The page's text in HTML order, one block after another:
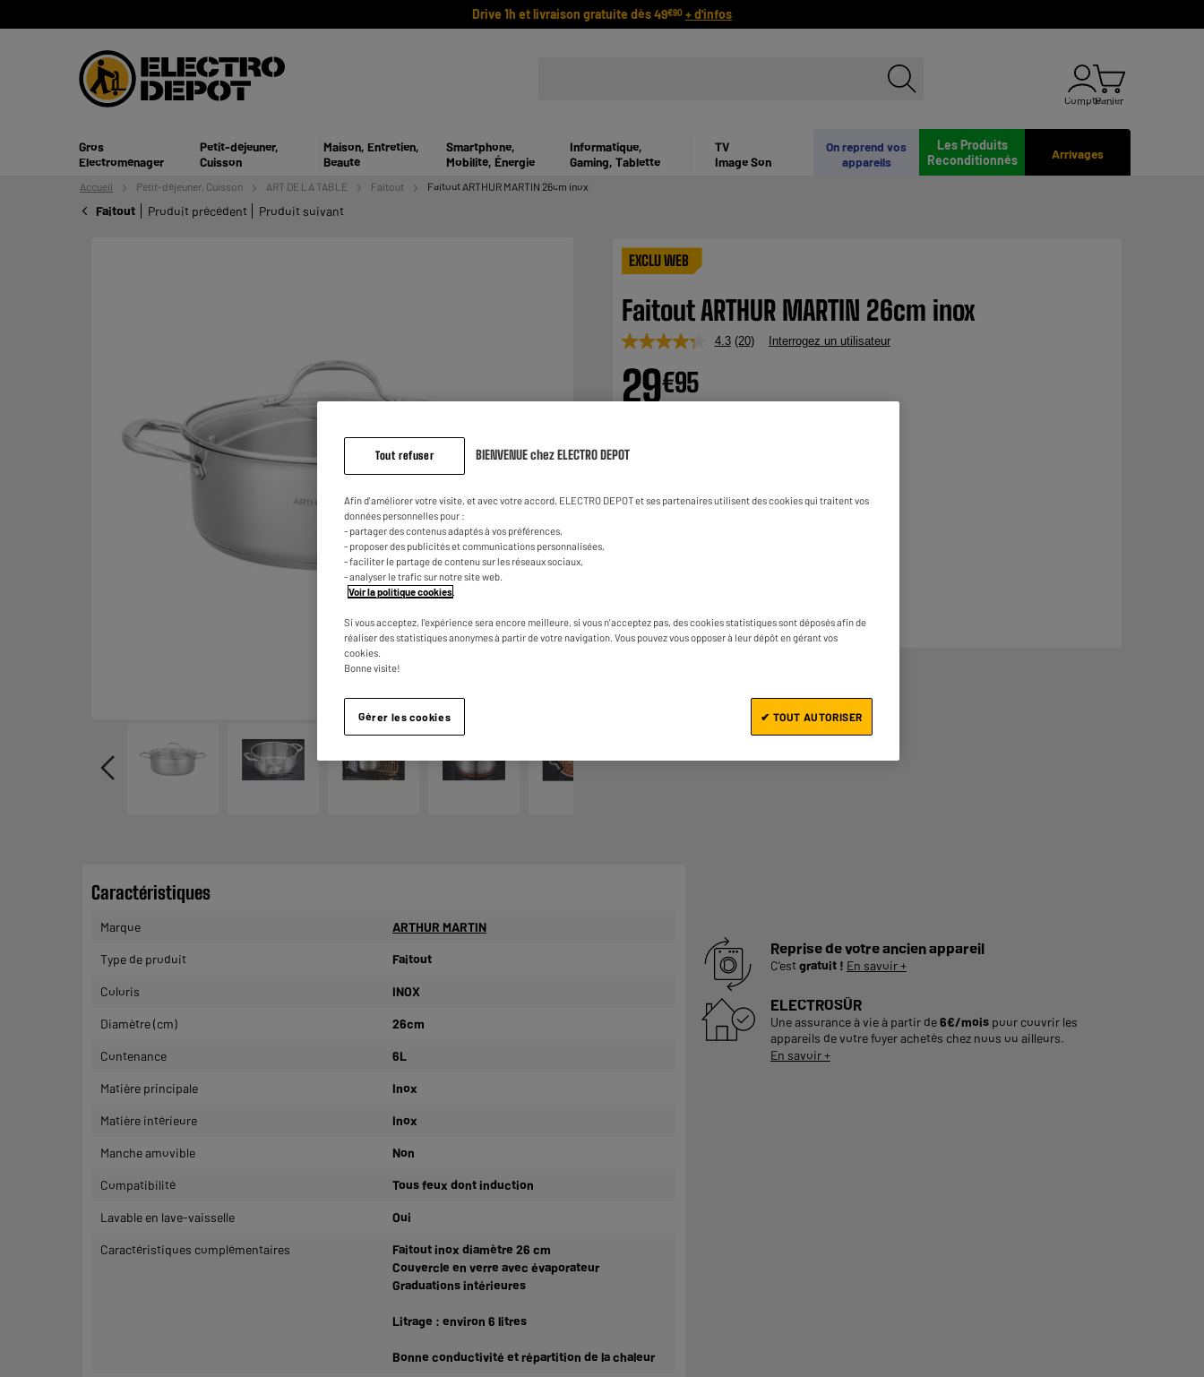
Drive 1h et livraison gratuite dès 49€90 + d'infos
ComptePanier
Arrivages
Les Produits
Reconditionnés
On reprend vos
appareils
Gros
Electroménager
Petit-déjeuner,
Cuisson
Maison, Entretien,
Beauté
Smartphone,
Mobilité, Énergie
Informatique,
Gaming, Tablette
TV
Image Son
Accueil Petit-déjeuner, Cuisson ART DE LA TABLE Faitout Faitout ARTHUR MARTIN 26cm inox
Faitout Produit précédent Produit suivant
EXCLU WEB
Faitout ARTHUR MARTIN 26cm inox
4.3 Lire
sur
(20) Interrogez un utilisateur
29€95
Reprise de votre ancien appareil
C'estgratuit ! En savoir +
ELECTROSÛR
Une assurance à vie à partir de6€/moispour couvrir les
appareils de votre foyer achetés chez nous ou ailleurs.
En savoir +
Caractéristiques
Marque ARTHUR MARTIN
Type de produit Faitout
Coloris INOX
Diamètre (cm) 26cm
Contenance 6L
Matière principale Inox
Matière intérieure Inox
Manche amovible Non
Compatibilité Tous feux dont induction
Lavable en lave-vaisselle Oui
Caractéristiques complémentaires
Faitout inox diamètre 26 cm
Couvercle en verre avec évaporateur
Graduations intérieures
Litrage : environ 6 litres
Bonne conductivité et répartition de la chaleur
Tout refuser BIENVENUE chez ELECTRO DEPOT
Afin d'améliorer votre visite, et avec votre accord, ELECTRO DEPOT et ses partenaires utilisent des cookies qui traitent vos
données personnelles pour :
- partager des contenus adaptés à vos préférences,
- proposer des publicités et communications personnalisées,
- faciliter le partage de contenu sur les réseaux sociaux,
- analyser le trafic sur notre site web.
Voir la politique cookies
Si vous acceptez, l'expérience sera encore meilleure, si vous n'acceptez pas, des cookies statistiques sont déposés afin de
réaliser des statistiques anonymes à partir de votre navigation. Vous pouvez vous opposer à leur dépôt en gérant vos
cookies.
Bonne visite!
Gérer les cookies ✔ TOUT AUTORISER